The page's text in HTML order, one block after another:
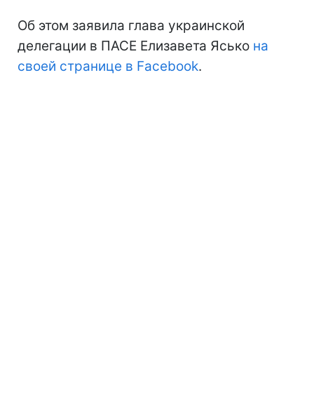
Об этом заявила глава украинской
делегации в ПАСЕ Елизавета Ясько на
своей странице в Facebook.